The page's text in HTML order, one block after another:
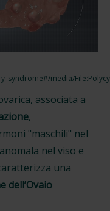
media/
associata a
,
"maschili" nel
nel viso e
una
dell’Ovaio